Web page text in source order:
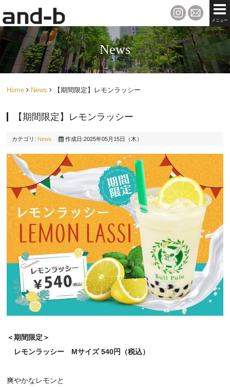
メニュー
News
Home News 【期間限定】レモンラッシー
【期間限定】レモンラッシー
カテゴリ: News 作成日:2025年05月15日（木）
＜期間限定＞
レモンラッシー Mサイズ 540円（税込）
爽やかなレモンと